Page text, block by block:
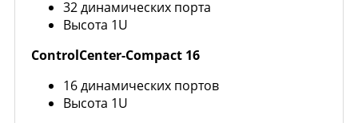
32 динамических порта
Высота 1U
ControlCenter-Compact 16
16 динамических портов
Высота 1U